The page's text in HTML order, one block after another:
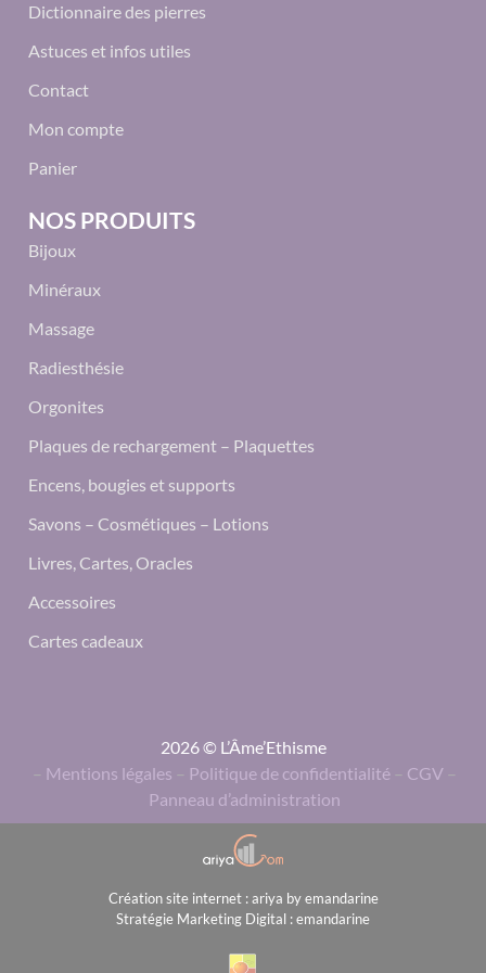
Dictionnaire des pierres
Astuces et infos utiles
Contact
Mon compte
Panier
NOS PRODUITS
Bijoux
Minéraux
Massage
Radiesthésie
Orgonites
Plaques de rechargement – Plaquettes
Encens, bougies et supports
Savons – Cosmétiques – Lotions
Livres, Cartes, Oracles
Accessoires
Cartes cadeaux
2026 © L’Âme’Ethisme
– Mentions légales – Politique de confidentialité – CGV –
Panneau d’administration
Création site internet : ariya by emandarine
Stratégie Marketing Digital : emandarine